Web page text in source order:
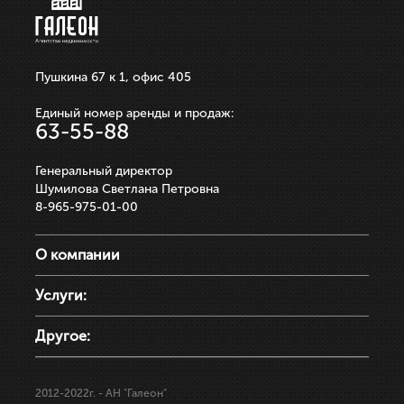
Пушкина 67 к 1, офис 405
Единый номер аренды и продаж:
63-55-88
Генеральный директор
Шумилова Светлана Петровна
8-965-975-01-00
О компании
Услуги:
Другое:
2012-2022г. - АН "Галеон"